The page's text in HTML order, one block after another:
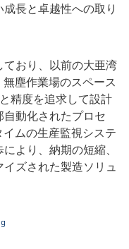
長と卓越性への取り
おり、以前の大亜湾
塵作業場のスペース
精度を追求して設計
動化されたプロセ
ムの生産監視システ
より、納期の短縮、
ズされた製造ソリュ